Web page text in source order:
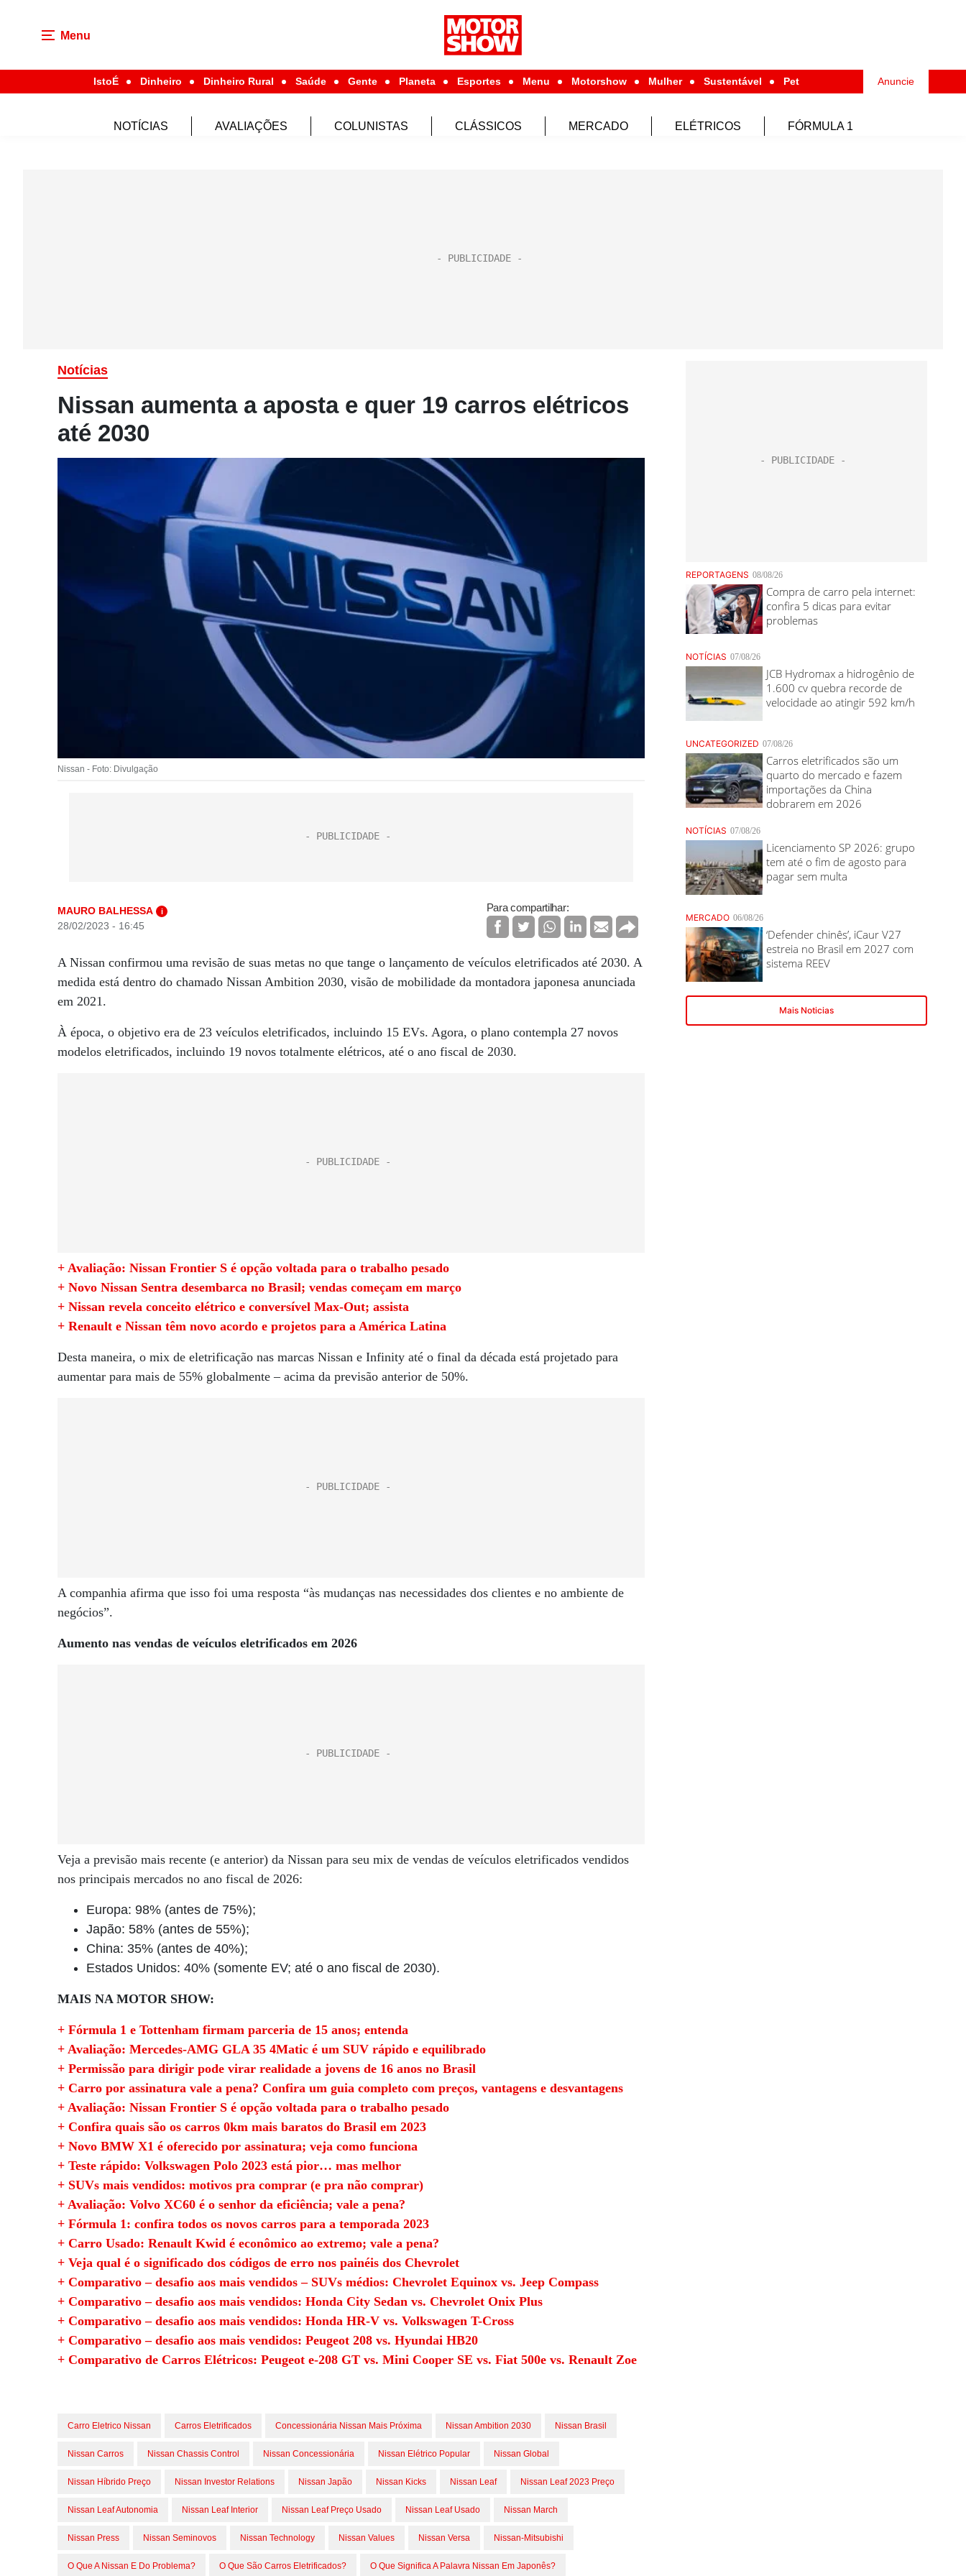
Menu
IstoÉ Dinheiro Dinheiro Rural Saúde Gente Planeta Esportes Menu Motorshow Mulher Sustentável Pet Anuncie
NOTÍCIAS AVALIAÇÕES COLUNISTAS CLÁSSICOS MERCADO ELÉTRICOS FÓRMULA 1
Notícias
Nissan aumenta a aposta e quer 19 carros elétricos
até 2030
Nissan - Foto: Divulgação
MAURO BALHESSA i
28/02/2023 - 16:45
Para compartilhar:
A Nissan confirmou uma revisão de suas metas no que tange o lançamento de veículos eletrificados até 2030. A
medida está dentro do chamado Nissan Ambition 2030, visão de mobilidade da montadora japonesa anunciada
em 2021.
À época, o objetivo era de 23 veículos eletrificados, incluindo 15 EVs. Agora, o plano contempla 27 novos
modelos eletrificados, incluindo 19 novos totalmente elétricos, até o ano fiscal de 2030.
+ Avaliação: Nissan Frontier S é opção voltada para o trabalho pesado
+ Novo Nissan Sentra desembarca no Brasil; vendas começam em março
+ Nissan revela conceito elétrico e conversível Max-Out; assista
+ Renault e Nissan têm novo acordo e projetos para a América Latina
Desta maneira, o mix de eletrificação nas marcas Nissan e Infinity até o final da década está projetado para
aumentar para mais de 55% globalmente – acima da previsão anterior de 50%.
A companhia afirma que isso foi uma resposta “às mudanças nas necessidades dos clientes e no ambiente de
negócios”.
Aumento nas vendas de veículos eletrificados em 2026
Veja a previsão mais recente (e anterior) da Nissan para seu mix de vendas de veículos eletrificados vendidos
nos principais mercados no ano fiscal de 2026:
Europa: 98% (antes de 75%);
Japão: 58% (antes de 55%);
China: 35% (antes de 40%);
Estados Unidos: 40% (somente EV; até o ano fiscal de 2030).
MAIS NA MOTOR SHOW:
+ Fórmula 1 e Tottenham firmam parceria de 15 anos; entenda
+ Avaliação: Mercedes-AMG GLA 35 4Matic é um SUV rápido e equilibrado
+ Permissão para dirigir pode virar realidade a jovens de 16 anos no Brasil
+ Carro por assinatura vale a pena? Confira um guia completo com preços, vantagens e desvantagens
+ Avaliação: Nissan Frontier S é opção voltada para o trabalho pesado
+ Confira quais são os carros 0km mais baratos do Brasil em 2023
+ Novo BMW X1 é oferecido por assinatura; veja como funciona
+ Teste rápido: Volkswagen Polo 2023 está pior… mas melhor
+ SUVs mais vendidos: motivos pra comprar (e pra não comprar)
+ Avaliação: Volvo XC60 é o senhor da eficiência; vale a pena?
+ Fórmula 1: confira todos os novos carros para a temporada 2023
+ Carro Usado: Renault Kwid é econômico ao extremo; vale a pena?
+ Veja qual é o significado dos códigos de erro nos painéis dos Chevrolet
+ Comparativo – desafio aos mais vendidos – SUVs médios: Chevrolet Equinox vs. Jeep Compass
+ Comparativo – desafio aos mais vendidos: Honda City Sedan vs. Chevrolet Onix Plus
+ Comparativo – desafio aos mais vendidos: Honda HR-V vs. Volkswagen T-Cross
+ Comparativo – desafio aos mais vendidos: Peugeot 208 vs. Hyundai HB20
+ Comparativo de Carros Elétricos: Peugeot e-208 GT vs. Mini Cooper SE vs. Fiat 500e vs. Renault Zoe
Carro Eletrico Nissan Carros Eletrificados Concessionária Nissan Mais Próxima Nissan Ambition 2030 Nissan Brasil
Nissan Carros Nissan Chassis Control Nissan Concessionária Nissan Elétrico Popular Nissan Global
Nissan Híbrido Preço Nissan Investor Relations Nissan Japão Nissan Kicks Nissan Leaf Nissan Leaf 2023 Preço
Nissan Leaf Autonomia Nissan Leaf Interior Nissan Leaf Preço Usado Nissan Leaf Usado Nissan March
Nissan Press Nissan Seminovos Nissan Technology Nissan Values Nissan Versa Nissan-Mitsubishi
O Que A Nissan E Do Problema? O Que São Carros Eletrificados? O Que Significa A Palavra Nissan Em Japonês?